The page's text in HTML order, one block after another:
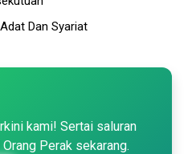
Dan Syariat
kami! Sertai saluran
Perak sekarang.